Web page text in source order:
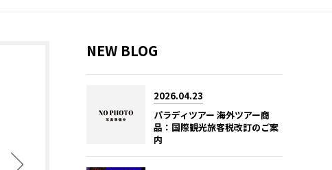
NEW BLOG
2026.04.23
パラディツアー 海外ツアー商
品：国際観光旅客税改訂のご案
内